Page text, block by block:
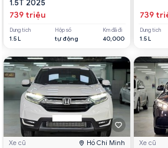
1.5T 2025
739 triệu
Dung tích
1.5 L
Hộp số
tự động
Km đã đi
40,000
Xe cũ Hồ Chí Minh
739
Dung tích
1.5 L
Xe cũ